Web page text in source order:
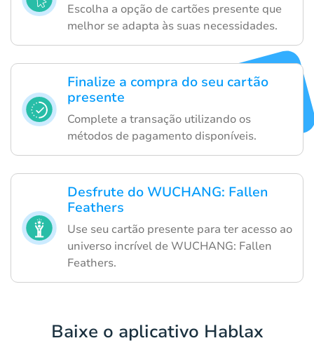
Escolha a opção de cartões presente que
melhor se adapta às suas necessidades.
Finalize a compra do seu cartão
presente
Complete a transação utilizando os
métodos de pagamento disponíveis.
Desfrute do WUCHANG: Fallen
Feathers
Use seu cartão presente para ter acesso ao
universo incrível de WUCHANG: Fallen
Feathers.
Baixe o aplicativo Hablax